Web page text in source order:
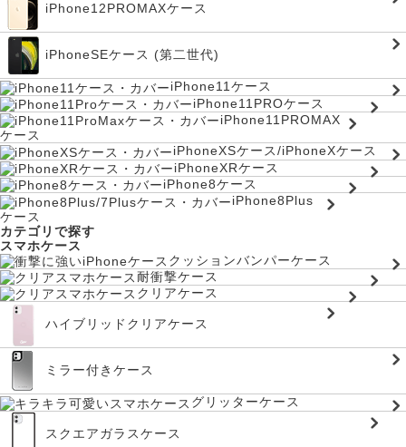
iPhone12PROMAXケース
iPhoneSEケース (第二世代)
iPhone11ケース
iPhone11PROケース
iPhone11PROMAX
ケース
iPhoneXSケース/iPhoneXケース
iPhoneXRケース
iPhone8ケース
iPhone8Plus
ケース
カテゴリで探す
スマホケース
クッションバンパーケース
耐衝撃ケース
クリアケース
ハイブリッドクリアケース
ミラー付きケース
グリッターケース
スクエアガラスケース